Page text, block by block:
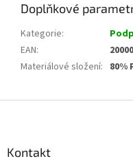
Doplňkové
Kategorie:
EAN:
Materiálové složení: 80%
Kontakt